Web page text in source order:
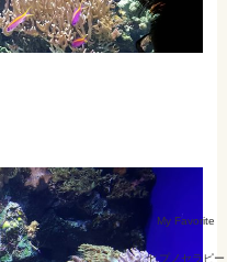
My Favorite
ヒプノセラピー